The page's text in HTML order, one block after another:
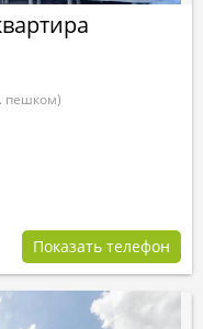
пешком)
Показать телефон